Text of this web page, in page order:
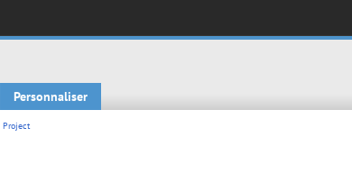
Personnaliser
Project